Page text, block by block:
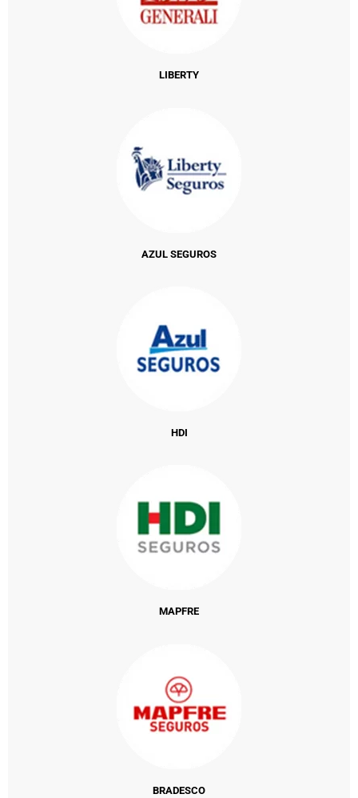
LIBERTY
AZUL SEGUROS
HDI
MAPFRE
BRADESCO